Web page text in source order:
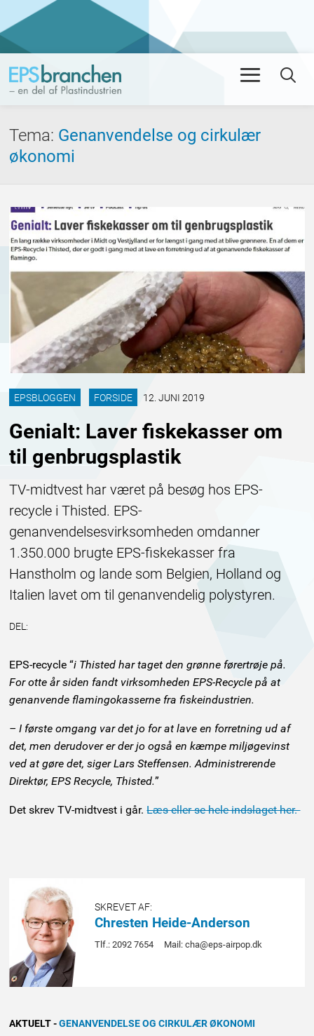
Tema: Genanvendelse og cirkulær
økonomi
Genialt: Laver fiskekasser om
til genbrugsplastik
EPSBLOGGEN FORSIDE 12. JUNI 2019
TV-midtvest har været på besøg hos EPS-
recycle i Thisted. EPS-
genanvendelsesvirksomheden omdanner
1.350.000 brugte EPS-fiskekasser fra
Hanstholm og lande som Belgien, Holland og
Italien lavet om til genanvendelig polystyren.
DEL:
EPS-recycle “i Thisted har taget den grønne førertrøje på.
For otte år siden fandt virksomheden EPS-Recycle på at
genanvende flamingokasserne fra fiskeindustrien.
– I første omgang var det jo for at lave en forretning ud af
det, men derudover er der jo også en kæmpe miljøgevinst
ved at gøre det, siger Lars Steffensen. Administrerende
Direktør, EPS Recycle, Thisted.”
Det skrev TV-midtvest i går.Læs eller se hele indslaget her.
SKREVET AF:
Chresten Heide-Anderson
Tlf.: 2092 7654 Mail: cha@eps-airpop.dk
AKTUELT-GENANVENDELSE OG CIRKULÆR ØKONOMI